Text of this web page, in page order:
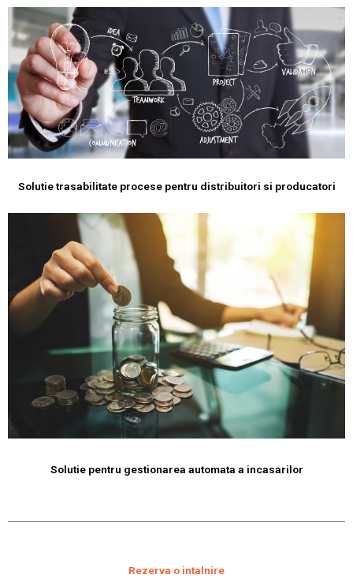
Solutie trasabilitate procese pentru distribuitori si producatori
Solutie pentru gestionarea automata a incasarilor
Rezerva o intalnire